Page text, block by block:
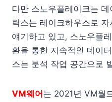
다만 스노우플레이크는
릭스는 레이크하우스로
얘기하고 있고, 스노우플
환을 통한 지속적인 데이
스는 분석 작업 공간으로
VM웨어 는 2021년 VM월